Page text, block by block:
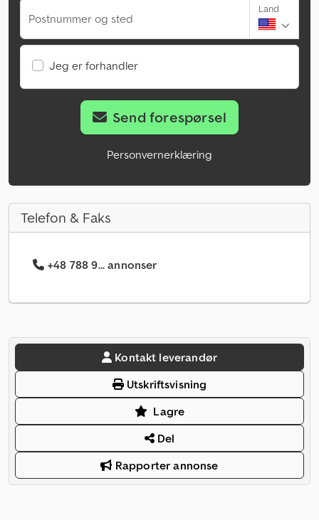
Postnummer og sted
Land
Jeg er forhandler
Send forespørsel
Personvernerklæring
Telefon & Faks
+48 788 9... annonser
Kontakt leverandør
Utskriftsvisning
Lagre
Del
Rapporter annonse